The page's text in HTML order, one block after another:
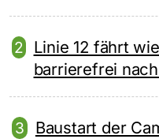
Linie 12 fährt
barrierefrei
Baustart der